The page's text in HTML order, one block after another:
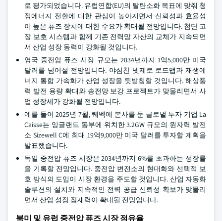
로 평가되었습니다. 유럽연합(EU)의 탈탄소화 목표에 맞춰 청
정에너지 전환에 대한 관심이 높아지면서 신뢰성과 효율성
이 높은 퓨즈 장치에 대한 수요가 확대될 전망입니다. 첨단 고
장 보호 시스템과 함께 기존 전력망 자산의 교체가 지속되면
서 산업 성장 동력이 강화될 것입니다.
영국 중전압 퓨즈 시장 규모는 2034년까지 1억5,000만 미국
달러를 넘어설 전망입니다. 야심찬 넷제로 로드맵과 재생에
너지 통합 가속화가 산업 성장을 뒷받침할 것입니다. 해상풍
력 발전 용량 확대와 송전망 보강 프로젝트가 맞물리면서 사
업 성장세가 강화될 전망입니다.
예를 들어 2025년 7월, 퀘벡에 본사를 둔 글로벌 투자 기업 La
Caisse는 잉글랜드 동부에 위치한 3.2GW 규모의 원자력 발전
소 Sizewell C에 최대 19억9,000만 미국 달러를 투자할 계획을
발표했습니다.
독일 중전압 퓨즈 시장은 2034년까지 6%를 초과하는 성장률
을 기록할 전망입니다. 중전압 변전소의 현대화와 선택적 보
호 방식의 도입이 시장 환경을 주도할 것입니다. 산업 자동화
솔루션의 설치와 지속적인 전력 공급 신뢰성 확보가 맞물리
면서 산업 성장 잠재력이 확대될 전망입니다.
북미 및 유럽 중전압 퓨즈 시장 점유율